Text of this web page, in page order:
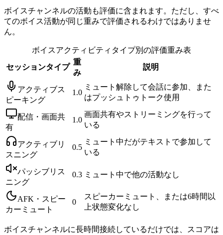
ボイスチャンネルの活動も評価に含まれます。ただし、すべ
てのボイス活動が同じ重みで評価されるわけではありませ
ん。
ボイスアクティビティタイプ別の評価重み表
セッションタイプ
重
み
説明
アクティブス
ピーキング
1.0
ミュート解除して会話に参加、また
はプッシュトゥトーク使用
配信・画面共
有
1.0
画面共有やストリーミングを行って
いる
アクティブリ
スニング
0.5
ミュート中だがテキストで参加して
いる
パッシブリス
ニング
0.3 ミュート中で他の活動なし
AFK・スピー
カーミュート
0
スピーカーミュート、または6時間以
上状態変化なし
ボイスチャンネルに長時間接続しているだけでは、スコアは